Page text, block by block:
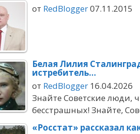
от RedBlogger07.11.2015
Белая Лилия
истребитель…
от RedBlogger 16.04.2026
Знайте Советские люди,
бесстрашных! Знайте,
«Росстат» рассказал